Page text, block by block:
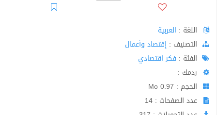
اللغة : العربية
اﻟﺘﺼﻨﻴﻒ : إقتصاد وأعمال
الفئة : فكر اقتصادي
ردمك :
الحجم : 0.97 Mo
عدد الصفحات : 14